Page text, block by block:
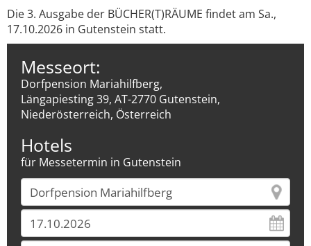
Die 3. Ausgabe der BÜCHER(T)RÄUME findet am Sa.,
17.10.2026 in Gutenstein statt.
Messeort:
Dorfpension Mariahilfberg,
Längapiesting 39, AT-2770 Gutenstein,
Niederösterreich, Österreich
Hotels
für Messetermin in Gutenstein